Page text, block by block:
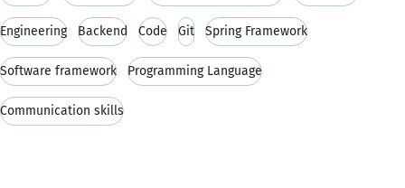
Engineering Backend Code Git Spring Framework
Software framework Programming Language
Communication skills